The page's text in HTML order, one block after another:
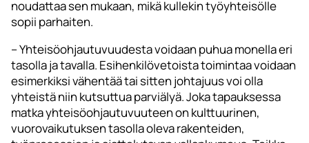
noudattaa sen mukaan, mikä kullekin työyhteisölle
sopii parhaiten.
– Yhteisöohjautuvuudesta voidaan puhua monella eri
tasolla ja tavalla. Esihenkilövetoista toimintaa voidaan
esimerkiksi vähentää tai sitten johtajuus voi olla
yhteistä niin kutsuttua parviälyä. Joka tapauksessa
matka yhteisöohjautuvuuteen on kulttuurinen,
vuorovaikutuksen tasolla oleva rakenteiden,